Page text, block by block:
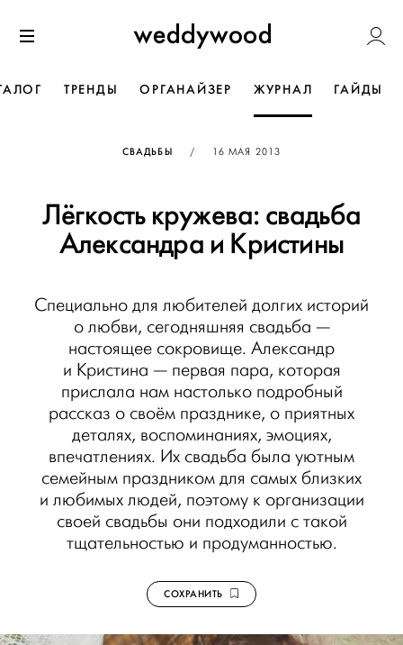
к содержанию
Weddywood
ТРЕНДЫ ОРГАНАЙЗЕР ЖУРНАЛ ГАЙДЫ
СВАДЬБЫ / ОПУБЛИКОВАНО
16 МАЯ 2013
Лёгкость кружева: свадьба
Александра и Кристины
Специально для любителей долгих историй
о любви, сегодняшняя свадьба —
настоящее сокровище. Александр
и Кристина — первая пара, которая
прислала нам настолько подробный
рассказ о своём празднике, о приятных
деталях, воспоминаниях, эмоциях,
впечатлениях. Их свадьба была уютным
семейным праздником для самых близких
и любимых людей, поэтому к организации
своей свадьбы они подходили с такой
тщательностью и продуманностью.
СОХРАНИТЬ